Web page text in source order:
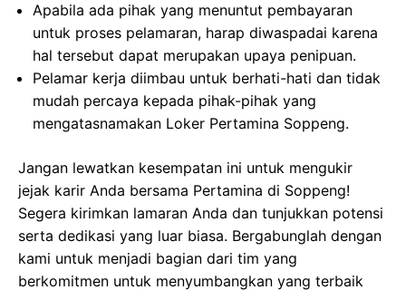
Apabila ada pihak yang menuntut pembayaran
untuk proses pelamaran, harap diwaspadai karena
hal tersebut dapat merupakan upaya penipuan.
Pelamar kerja diimbau untuk berhati-hati dan tidak
mudah percaya kepada pihak-pihak yang
mengatasnamakan Loker Pertamina Soppeng.
Jangan lewatkan kesempatan ini untuk mengukir
jejak karir Anda bersama Pertamina di Soppeng!
Segera kirimkan lamaran Anda dan tunjukkan potensi
serta dedikasi yang luar biasa. Bergabunglah dengan
kami untuk menjadi bagian dari tim yang
berkomitmen untuk menyumbangkan yang terbaik